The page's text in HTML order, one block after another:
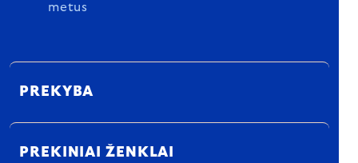
metus
PREKYBA
PREKINIAI ŽENKLAI